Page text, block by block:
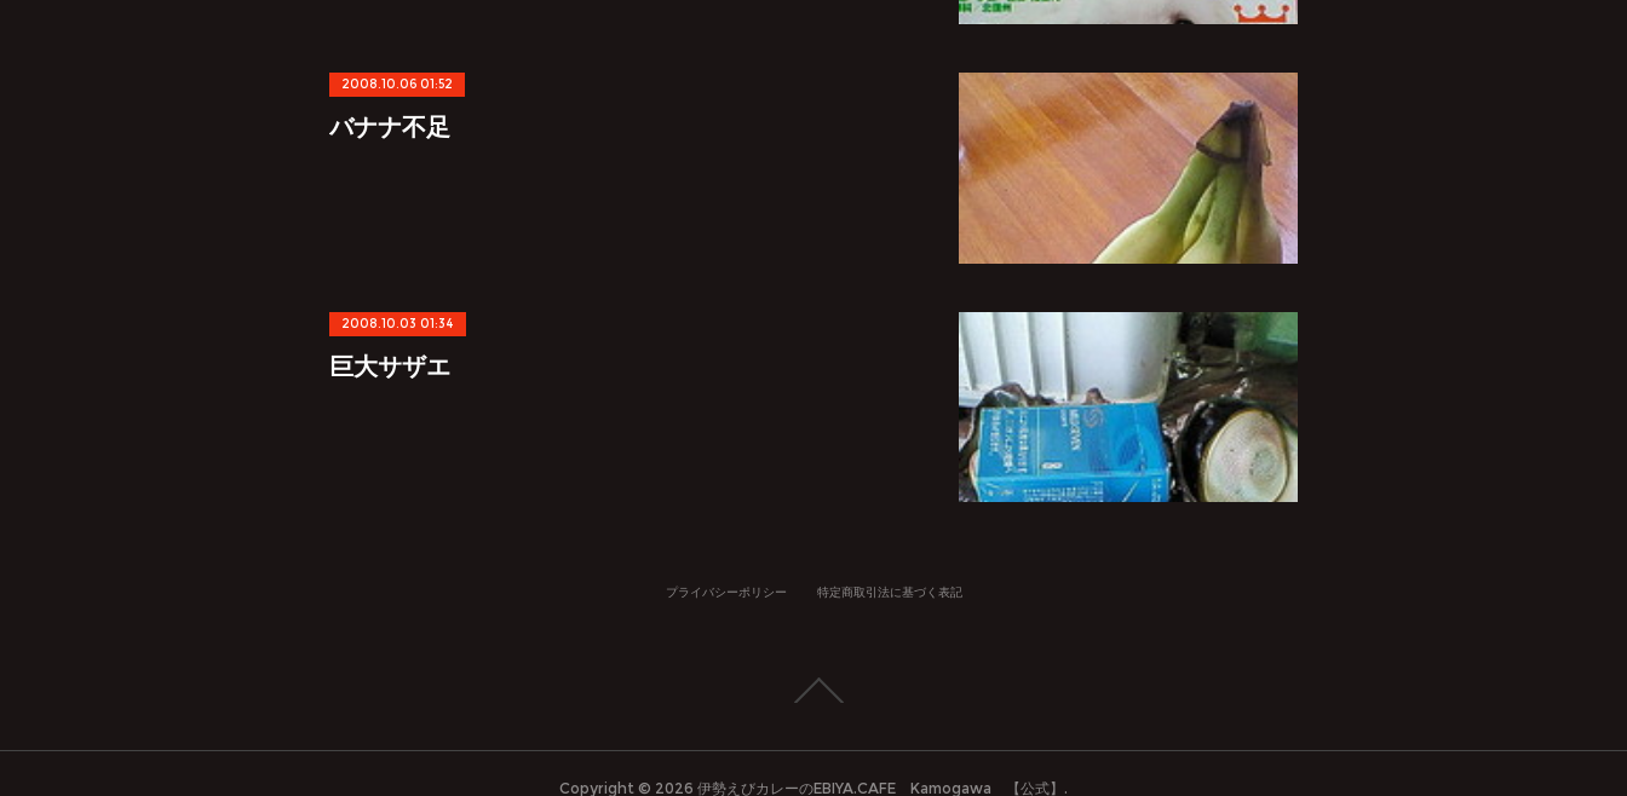
2008.10.06 01:52
バナナ不足
2008.10.03 01:34
巨大サザエ
プライバシーポリシー 特定商取引法に基づく表記
Copyright © 2026 伊勢えびカレーのEBIYA.CAFE Kamogawa 【公式】 .